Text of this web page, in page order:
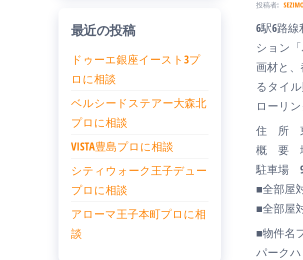
投稿者:
6駅6路
ション
画材と
るタイ
ローリ
住 所 東
概 要 地
駐車場 9
■全部屋
■全部屋
■物件名
パーク
最近の投稿
ドゥーエ銀座イースト3プ
ロに相談
ベルシードステアー大森北
プロに相談
VISTA豊島プロに相談
シティウォーク王子デュー
プロに相談
アローマ王子本町プロに相
談